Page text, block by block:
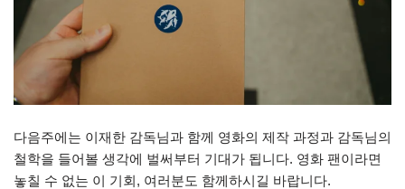
다음주에는 이재한 감독님과 함께 영화의 제작 과정과 감독님의
철학을 들어볼 생각에 벌써부터 기대가 됩니다. 영화 팬이라면
놓칠 수 없는 이 기회, 여러분도 함께하시길 바랍니다.